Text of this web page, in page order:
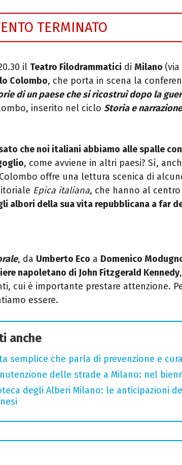
TERMINATO
il Teatro Filodrammatici di Milano (via
Colombo, che porta in scena la
di un paese che si ricostruì dopo la
inserito nel ciclo Storia e narrazione
che noi italiani abbiamo alle spalle con
, come avviene in altri paesi? Sì,
offre una lettura scenica di
Epica italiana, che hanno al centro
albori della sua vita repubblicana a far
, da Umberto Eco a Domenico
napoletano di John Fitzgerald Kennedy,
cui è importante prestare attenzione.
essere.
anche
semplice che parla di prevenzione e
delle strade a Milano: nel
degli Alberi Milano: le anticipazioni